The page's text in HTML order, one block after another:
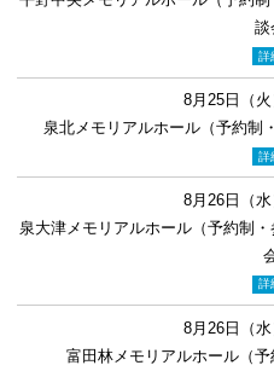
談
詳
8月25日（
泉北メモリアルホール（予約制
詳
8月26日（
泉大津メモリアルホール（予約制
詳
8月26日（
富田林メモリアルホール（